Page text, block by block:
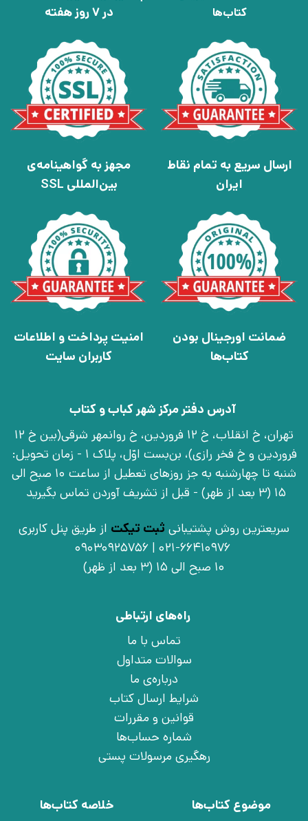
کتاب‌ها
در 7 روز هفته
ارسال سریع به تمام نقاط
ایران
مجهز به گواهینامه‌ی
بین‌المللی SSL
ضمانت اورجینال بودن
کتاب‌ها
امنیت پرداخت و اطلاعات
کاربران سایت
آدرس دفتر مرکز شهر کباب و کتاب
تهران، خ انقلاب، خ 12 فروردین، خ روانمهر شرقی(بین خ 12
فروردین و خ فخر رازی)، بن‌بست اوّل، پلاک 1 - زمان تحویل:
شنبه تا چهارشنبه به جز روزهای تعطیل از ساعت 10 صبح الی
15 (3 بعد از ظهر) - قبل از تشریف آوردن تماس بگیرید
سریعترین روش پشتیبانی ثبت تیکت از طریق پنل کاربری
021-66410976 | 09030925756
10 صبح الی 15 (3 بعد از ظهر)
راه‌های ارتباطی
تماس با ما
سوالات متداول
درباره‌ی ما
شرایط ارسال کتاب
قوانین و مقررات
شماره حساب‌ها
رهگیری مرسولات پستی
موضوع کتاب‌ها
خلاصه کتاب‌ها